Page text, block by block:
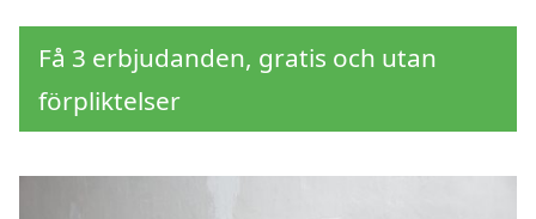
Få 3 erbjudanden, gratis och utan
förpliktelser